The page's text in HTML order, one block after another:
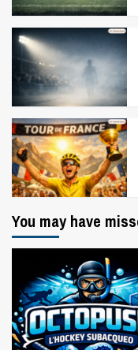
You may have